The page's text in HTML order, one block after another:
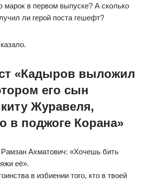
марок в первом выпуске? А сколько
ли герой поста гешефт?
«Кадыров выложил
его сын
Журавеля,
в поджоге Корана»⁠
Ахматович: «Хочешь бить
её».
в избиении того, кто в твоей